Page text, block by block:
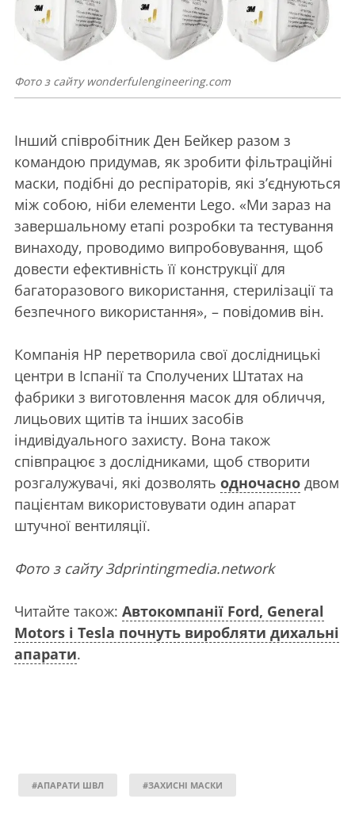
Фото з сайту wonderfulengineering.com
Інший співробітник Ден Бейкер разом з
командою придумав, як зробити фільтраційні
маски, подібні до респіраторів, які з’єднуються
між собою, ніби елементи Lego. «Ми зараз на
завершальному етапі розробки та тестування
винаходу, проводимо випробовування, щоб
довести ефективність її конструкції для
багаторазового використання, стерилізації та
безпечного використання», – повідомив він.
Компанія HP перетворила свої дослідницькі
центри в Іспанії та Сполучених Штатах на
фабрики з виготовлення масок для обличчя,
лицьових щитів та інших засобів
індивідуального захисту. Вона також
співпрацює з дослідниками, щоб створити
розгалужувачі, які дозволять одночасно двом
пацієнтам використовувати один апарат
штучної вентиляції.
Фото з сайту 3dprintingmedia.network
Читайте також: Автокомпанії Ford, General
Motors і Tesla почнуть виробляти дихальні
апарати.
#АПАРАТИ ШВЛ #ЗАХИСНІ МАСКИ